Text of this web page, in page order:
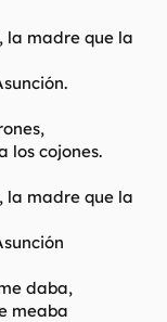
la madre que la
los cojones.
la madre que la
daba,
meaba